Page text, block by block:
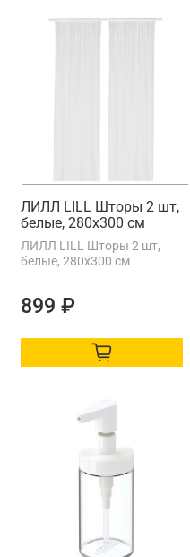
ЛИЛЛ LILL Шторы 2 шт,
белые, 280x300 см
ЛИЛЛ LILL Шторы 2 шт,
белые, 280x300 см
899 ₽